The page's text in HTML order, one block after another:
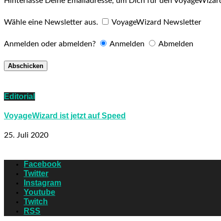
Wähle eine Newsletter aus. VoyageWizard Newsletter
Anmelden oder abmelden? Anmelden Abmelden
Editorial
VoyageWizard ist jetzt auf Speed
25. Juli 2020
Facebook
Twitter
Instagram
Youtube
Twitch
RSS